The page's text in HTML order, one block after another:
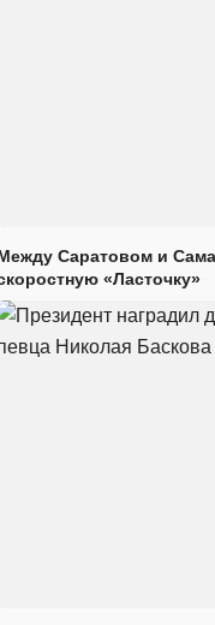
Саратовом и
«Ласточку»